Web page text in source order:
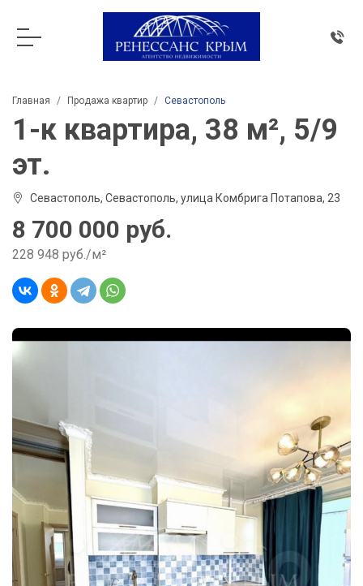
Главная Продажа квартир Севастополь
1-к квартира, 38 м², 5/9
эт.
Севастополь, Севастополь, улица Комбрига Потапова, 23
8 700 000 руб.
228 948 руб./м²